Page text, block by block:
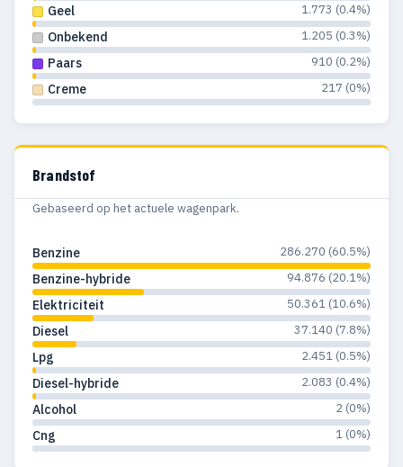
1986 1.766 1.160
1985 563
1984 860 465
1982
1981 373
1980 160
1979 279 122
1978 309 131
1977 136
1976 258 102
1975 143
Geel 1.773 (0.4%)
Onbekend 1.205 (0.3%)
Paars 910 (0.2%)
Creme 217 (0%)
Brandstof
Gebaseerd op het actuele wagenpark.
Benzine 286.270 (60.5%)
Benzine-hybride 94.876 (20.1%)
Elektriciteit 50.361 (10.6%)
Diesel 37.140 (7.8%)
Lpg 2.451 (0.5%)
Diesel-hybride 2.083 (0.4%)
Alcohol 2 (0%)
Cng 1 (0%)